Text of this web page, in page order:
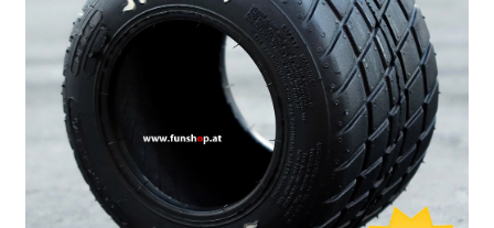
Zum Onlineshop in der Web Version